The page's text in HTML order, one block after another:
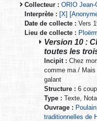
Collecteur : ORIO Jean-
Interprète : [X]
Date de collecte : Vers
Lieu de collecte :
Version 10 :
toutes les
Incipit : Chez
comme ma /
galant
Structure : 6
Type : Texte,
Ouvrage :
traditionnelles de